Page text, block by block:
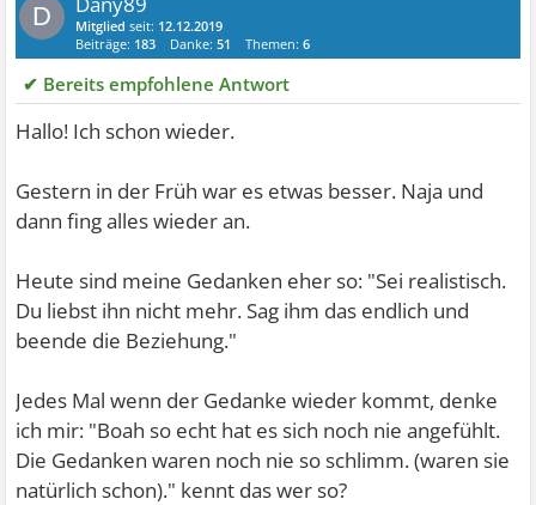
D Mitglied seit: 12.12.2019
Beiträge: 183 Danke:51 Themen:6
✔ Bereits empfohlene Antwort
Hallo! Ich schon wieder.
Gestern in der Früh war es etwas besser. Naja und
dann fing alles wieder an.
Heute sind meine Gedanken eher so: "Sei realistisch.
Du liebst ihn nicht mehr. Sag ihm das endlich und
beende die Beziehung."
Jedes Mal wenn der Gedanke wieder kommt, denke
ich mir: "Boah so echt hat es sich noch nie angefühlt.
Die Gedanken waren noch nie so schlimm. (waren sie
natürlich schon)." kennt das wer so?